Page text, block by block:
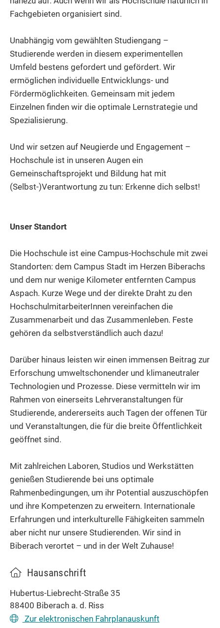
Fachgebieten organisiert sind.
Unabhängig vom gewählten Studiengang –
Studierende werden in diesem experimentellen
Umfeld bestens gefordert und gefördert. Wir
ermöglichen individuelle Entwicklungs- und
Fördermöglichkeiten. Gemeinsam mit jedem
Einzelnen finden wir die optimale Lernstrategie und
Spezialisierung.
Und wir setzen auf Neugierde und Engagement –
Hochschule ist in unseren Augen ein
Gemeinschaftsprojekt und Bildung hat mit
(Selbst-)Verantwortung zu tun: Erkenne dich selbst!
Unser Standort
Die Hochschule ist eine Campus-Hochschule mit zwei
Standorten: dem Campus Stadt im Herzen Biberachs
und dem nur wenige Kilometer entfernten Campus
Aspach. Kurze Wege und der direkte Draht zu den
HochschulmitarbeiterInnen vereinfachen die
Zusammenarbeit und das Zusammenleben. Feste
gehören da selbstverständlich auch dazu!
Darüber hinaus leisten wir einen immensen Beitrag zur
Erforschung umweltschonender und klimaneutraler
Technologien und Prozesse. Diese vermitteln wir im
Rahmen von einerseits Lehrveranstaltungen für
Studierende, andererseits auch Tagen der offenen Tür
und Veranstaltungen, die für die breite Öffentlichkeit
geöffnet sind.
Mit zahlreichen Laboren, Studios und Werkstätten
genießen Studierende bei uns optimale
Rahmenbedingungen, um ihr Potential auszuschöpfen
und ihre Kompetenzen zu erweitern. Internationale
Erfahrungen und interkulturelle Fähigkeiten sammeln
aber nicht nur unsere Studierenden. Wir sind in
Biberach verortet – und in der Welt Zuhause!
Hausanschrift
Hubertus-Liebrecht-Straße 35
88400 Biberach a. d. Riss
Zur elektronischen Fahrplanauskunft